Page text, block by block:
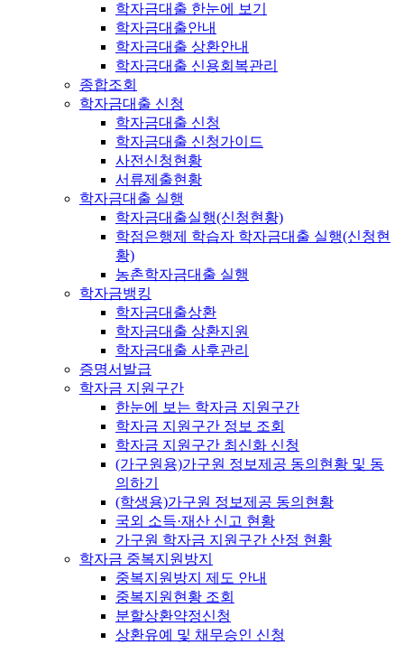
학자금대출 한눈에 보기
학자금대출안내
학자금대출 상환안내
학자금대출 신용회복관리
종합조회
학자금대출 신청
학자금대출 신청
학자금대출 신청가이드
사전신청현황
서류제출현황
학자금대출 실행
학자금대출실행(신청현황)
학점은행제 학습자 학자금대출 실행(신청현
황)
농촌학자금대출 실행
학자금뱅킹
학자금대출상환
학자금대출 상환지원
학자금대출 사후관리
증명서발급
학자금 지원구간
한눈에 보는 학자금 지원구간
학자금 지원구간 정보 조회
학자금 지원구간 최신화 신청
(가구원용)가구원 정보제공 동의현황 및 동
의하기
(학생용)가구원 정보제공 동의현황
국외 소득·재산 신고 현황
가구원 학자금 지원구간 산정 현황
학자금 중복지원방지
중복지원방지 제도 안내
중복지원현황 조회
분할상환약정신청
상환유예 및 채무승인 신청